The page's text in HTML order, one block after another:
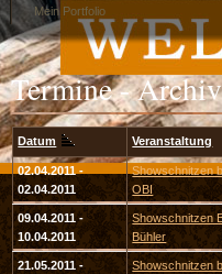
Mein Portfolio
Termine - Archiv
Datum Veranstaltung
02.04.2011 -
02.04.2011
Showschnitzen
OBI
09.04.2011 -
10.04.2011
Showschnitzen
Bühler
21.05.2011 -
Showschnitzen